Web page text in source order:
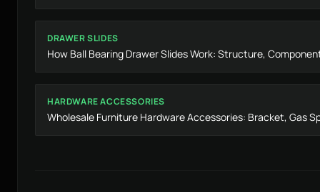
DRAWER SLIDES
How Ball Bearing Drawer Slides Work: Structure,
HARDWARE ACCESSORIES
Wholesale Furniture Hardware Accessories: Bracket, Gas